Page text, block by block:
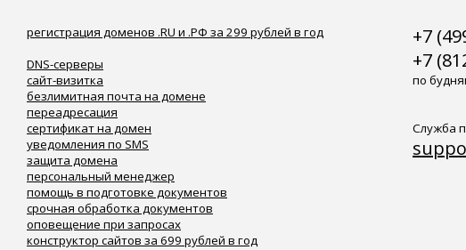
регистрация доменов .RU и .РФ за 299 рублей в год
DNS-серверы
сайт-визитка
безлимитная почта на домене
переадресация
сертификат на домен
уведомления по SMS
защита домена
персональный менеджер
помощь в подготовке документов
срочная обработка документов
оповещение при запросах
конструктор сайтов за 699 рублей в год
+7
+7
по
Служба